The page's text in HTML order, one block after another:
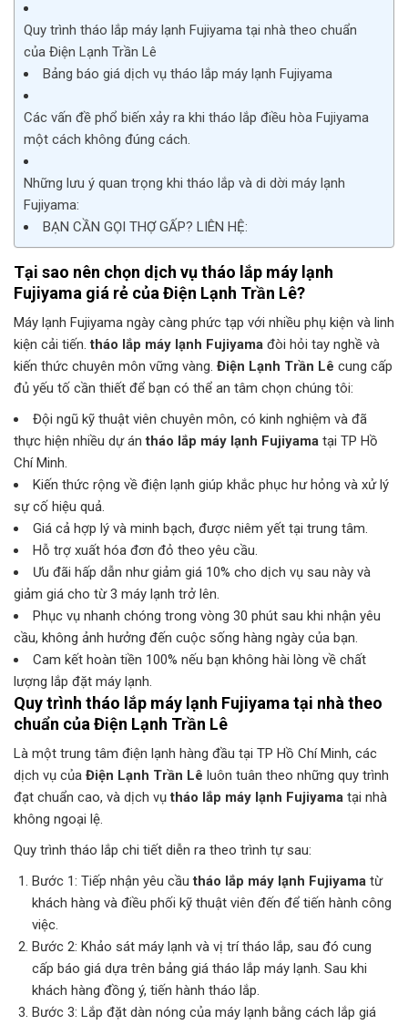
Quy trình tháo lắp máy lạnh Fujiyama tại nhà theo chuẩn
của Điện Lạnh Trần Lê
Bảng báo giá dịch vụ tháo lắp máy lạnh Fujiyama
Các vấn đề phổ biến xảy ra khi tháo lắp điều hòa Fujiyama
một cách không đúng cách.
Những lưu ý quan trọng khi tháo lắp và di dời máy lạnh
Fujiyama:
BẠN CẦN GỌI THỢ GẤP? LIÊN HỆ:
Tại sao nên chọn dịch vụtháo lắp máy lạnh
Fujiyama giá rẻ củaĐiện Lạnh Trần Lê?
Máy lạnh Fujiyama ngày càng phức tạp với nhiều phụ kiện và linh
kiện cải tiến.tháo lắp máy lạnh Fujiyama đòi hỏi tay nghề và
kiến thức chuyên môn vững vàng. Điện Lạnh Trần Lê cung cấp
đủ yếu tố cần thiết để bạn có thể an tâm chọn chúng tôi:
Đội ngũ kỹ thuật viên chuyên môn, có kinh nghiệm và đã
thực hiện nhiều dự ántháo lắp máy lạnh Fujiyama tại TP Hồ
Chí Minh.
Kiến thức rộng về điện lạnh giúp khắc phục hư hỏng và xử lý
sự cố hiệu quả.
Giá cả hợp lý và minh bạch, được niêm yết tại trung tâm.
Hỗ trợ xuất hóa đơn đỏ theo yêu cầu.
Ưu đãi hấp dẫn như giảm giá 10% cho dịch vụ sau này và
giảm giá cho từ 3 máy lạnh trở lên.
Phục vụ nhanh chóng trong vòng 30 phút sau khi nhận yêu
cầu, không ảnh hưởng đến cuộc sống hàng ngày của bạn.
Cam kết hoàn tiền 100% nếu bạn không hài lòng về chất
lượng lắp đặt máy lạnh.
Quy trình tháo lắp máy lạnh Fujiyamatại nhà theo
chuẩn củaĐiện Lạnh Trần Lê
Là một trung tâm điện lạnh hàng đầu tại TP Hồ Chí Minh, các
dịch vụ của Điện Lạnh Trần Lê luôn tuân theo những quy trình
đạt chuẩn cao, và dịch vụtháo lắp máy lạnh Fujiyama tại nhà
không ngoại lệ.
Quy trình tháo lắp chi tiết diễn ra theo trình tự sau:
Bước 1: Tiếp nhận yêu cầutháo lắp máy lạnh Fujiyamatừ
khách hàng và điều phối kỹ thuật viên đến để tiến hành công
việc.
Bước 2: Khảo sát máy lạnh và vị trí tháo lắp, sau đó cung
cấp báo giá dựa trên bảng giá tháo lắp máy lạnh. Sau khi
khách hàng đồng ý, tiến hành tháo lắp.
Bước 3: Lắp đặt dàn nóng của máy lạnh bằng cách lắp giá